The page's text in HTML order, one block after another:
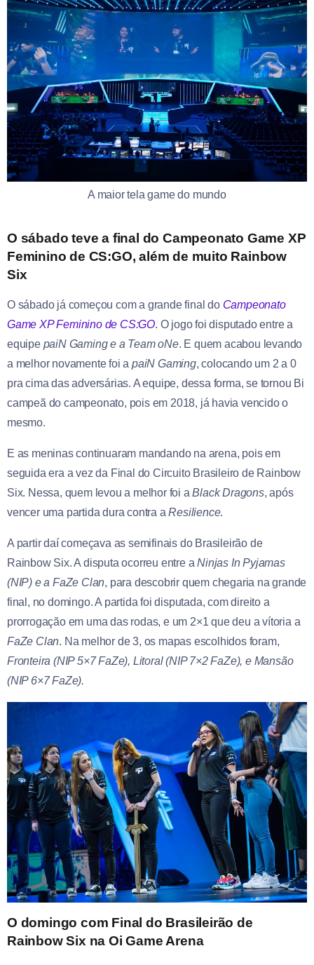
A maior tela game do mundo
O sábado teve a final do Campeonato Game XP
Feminino de CS:GO, além de muito Rainbow
Six
O sábado já começou com a grande final do Campeonato
Game XP Feminino de CS:GO. O jogo foi disputado entre a
equipepaiN Gaming e a Team oNe. E quem acabou levando
a melhor novamente foi apaiN Gaming, colocando um 2 a 0
pra cima das adversárias. A equipe, dessa forma, se tornou Bi
campeã do campeonato, pois em 2018, já havia vencido o
mesmo.
E as meninas continuaram mandando na arena, pois em
seguida era a vez da Final do Circuito Brasileiro de Rainbow
Six. Nessa, quem levou a melhor foi aBlack Dragons, após
vencer uma partida dura contra aResilience.
A partir daí começava as semifinais do Brasileirão de
Rainbow Six. A disputa ocorreu entre aNinjas In Pyjamas
(NIP) e a FaZe Clan, para descobrir quem chegaria na grande
final, no domingo. A partida foi disputada, com direito a
prorrogação em uma das rodas, e um 2×1 que deu a vítoria a
FaZe Clan. Na melhor de 3, os mapas escolhidos foram,
Fronteira (NIP 5×7 FaZe), Litoral (NIP 7×2 FaZe), e Mansão
(NIP 6×7 FaZe).
O domingo com Final do Brasileirão de
Rainbow Six na Oi Game Arena